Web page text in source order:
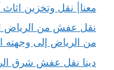
معنا| نقل وتخزين اثاث
من الرياض إلى وجهته